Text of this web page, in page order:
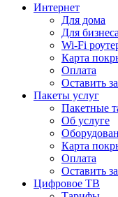
Интернет
Для дома
Для бизнеса
Wi-Fi
Карта
Оплата
Оставить
Пакеты услуг
Пакетные
Об услуге
Карта
Оплата
Оставить
Цифровое ТВ